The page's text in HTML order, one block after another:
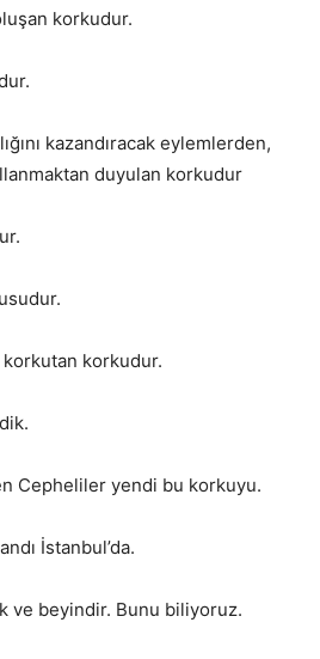
korkudur.
kazandıracak eylemlerden,
duyulan korkudur
korkutan korkudur.
Cepheliler yendi bu korkuyu.
İstanbul’da.
ve beyindir. Bunu biliyoruz.